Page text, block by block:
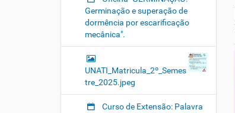
Germinação e superação de
dormência por escarificação
mecânica".
UNATI_Matricula_2º_Semes
tre_2025.jpeg
Curso de Extensão: Palavra